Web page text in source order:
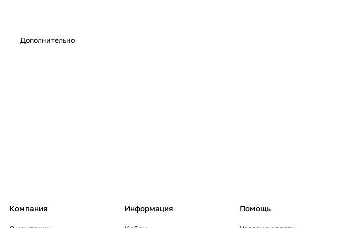
Дополнительно
Компания Информация Помощь